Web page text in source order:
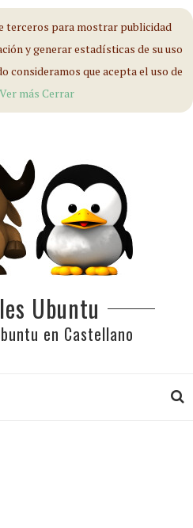
terceros para mostrar publicidad
y generar estadísticas de su uso
consideramos que acepta el uso de
Ver más Cerrar
Ubuntu
en Castellano